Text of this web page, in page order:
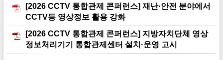
[2026 CCTV 통합관제 콘퍼런스] 재난·안전 분야에서
CCTV등 영상정보 활용 강화
[2026 CCTV 통합관제 콘퍼런스] 지방자치단체 영상
정보처리기기 통합관제센터 설치·운영 고시